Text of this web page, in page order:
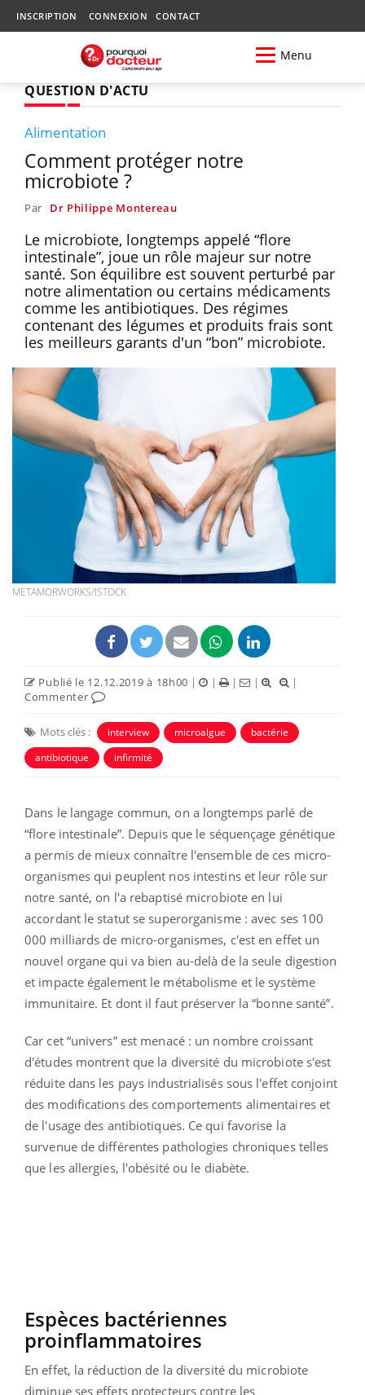
INSCRIPTION CONNEXION CONTACT
Menu
QUESTION D'ACTU
Alimentation
Comment protéger notre
microbiote ?
Par Dr Philippe Montereau
Le microbiote, longtemps appelé “flore
intestinale”, joue un rôle majeur sur notre
santé. Son équilibre est souvent perturbé par
notre alimentation ou certains médicaments
comme les antibiotiques. Des régimes
contenant des légumes et produits frais sont
les meilleurs garants d'un “bon” microbiote.
METAMORWORKS/ISTOCK
Publié le 12.12.2019 à 18h00 | | | |
|
Commenter
Mots clés : interview microalgue
bactérie
antibiotique
infirmité
Dans le langage commun, on a longtemps parlé de
“flore intestinale”. Depuis que le séquençage génétique
a permis de mieux connaître l'ensemble de ces micro-
organismes qui peuplent nos intestins et leur rôle sur
notre santé, on l'a rebaptisé microbiote en lui
accordant le statut se superorganisme : avec ses 100
000 milliards de micro-organismes, c'est en effet un
nouvel organe qui va bien au-delà de la seule digestion
et impacte également le métabolisme et le système
immunitaire. Et dont il faut préserver la “bonne santé”.
Car cet “univers” est menacé : un nombre croissant
d'études montrent que la diversité du microbiote s'est
réduite dans les pays industrialisés sous l'effet conjoint
des modifications des comportements alimentaires et
de l'usage des antibiotiques. Ce qui favorise la
survenue de différentes pathologies chroniques telles
que les allergies, l'obésité ou le diabète.
Espèces bactériennes
proinflammatoires
En effet, la réduction de la diversité du microbiote
diminue ses effets protecteurs contre les